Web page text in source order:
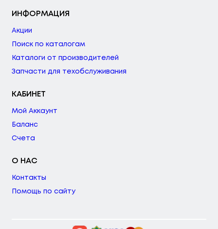
ИНФОРМАЦИЯ
Акции
Поиск по каталогам
Каталоги от производителей
Запчасти для техобслуживания
КАБИНЕТ
Мой Аккаунт
Баланс
Счета
О НАС
Контакты
Помощь по сайту